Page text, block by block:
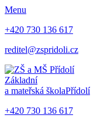
Menu
+420 730 136 617
reditel@zspridoli.cz
Základní
a mateřská školaPřídolí
+420 730 136 617